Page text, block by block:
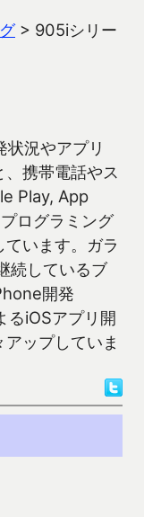
> 905iシリー
況やアプリ
、携帯電話やス
Play, App
ログラミング
います。ガラ
続しているブ
開発
るiOSアプリ開
ップしていま